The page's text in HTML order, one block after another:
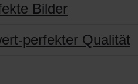
Bilder
perfekter Qualität